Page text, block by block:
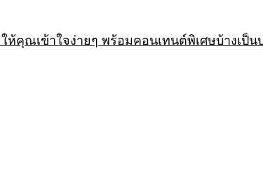
คุณเข้าใจง่ายๆ พร้อมคอนเทนต์พิเศษบ้างเป็นบ